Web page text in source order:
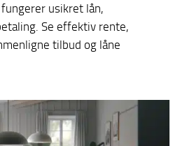
usikret lån,
Se effektiv rente,
tilbud og låne